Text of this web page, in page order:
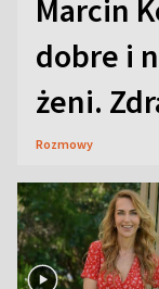
Marcin
dobre i
żeni.
Rozmowy